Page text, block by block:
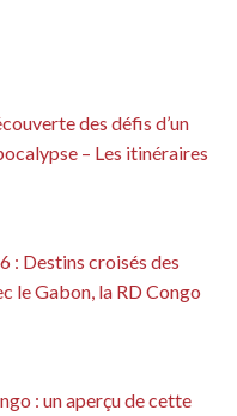
des défis d’un
– Les itinéraires
: Destins croisés des
le Gabon, la RD Congo
: un aperçu de cette